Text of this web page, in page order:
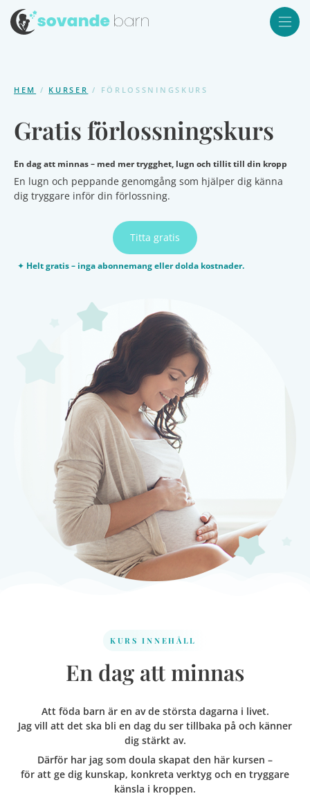
HEM / KURSER / FÖRLOSSNINGSKURS
Gratis förlossningskurs
En dag att minnas – med mer trygghet, lugn och tillit till din kropp
En lugn och peppande genomgång som hjälper dig känna
dig tryggare inför din förlossning.
Titta gratis
✦ Helt gratis – inga abonnemang eller dolda kostnader.
KURS INNEHÅLL
En dag att minnas
Att föda barn är en av de största dagarna i livet.
Jag vill att det ska bli en dag du ser tillbaka på och känner
dig stärkt av.
Därför har jag som doula skapat den här kursen –
för att ge dig kunskap, konkreta verktyg och en tryggare
känsla i kroppen.